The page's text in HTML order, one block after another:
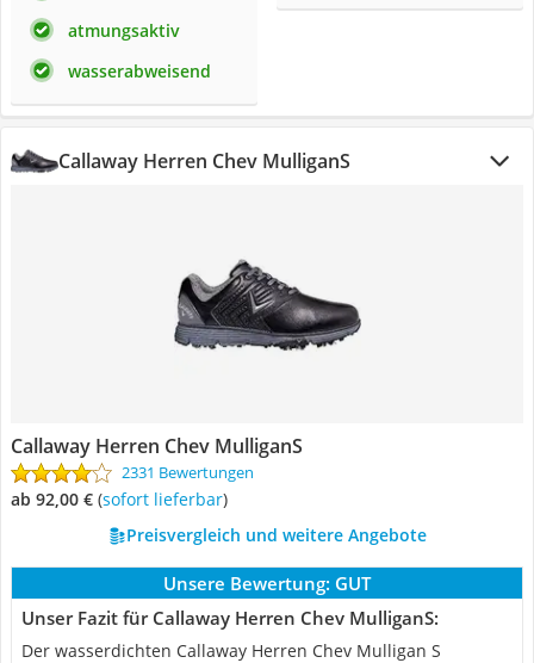
atmungsaktiv
wasserabweisend
Callaway Herren Chev MulliganS
Callaway Herren Chev MulliganS
2331 Bewertungen
ab 92,00 € ( Sofort lieferbar)
Preisvergleich und weitere Angebote
Unsere Bewertung: GUT
Unser Fazit für Callaway Herren Chev MulliganS:
Der wasserdichten Callaway Herren Chev Mulligan S